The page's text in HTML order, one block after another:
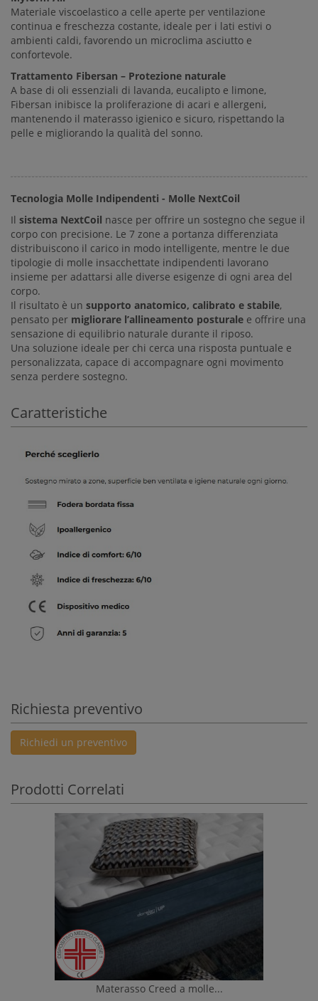
Materiale viscoelastico a celle aperte per ventilazione
continua e freschezza costante, ideale per i lati estivi o
ambienti caldi, favorendo un microclima asciutto e
confortevole.
Trattamento Fibersan – Protezione naturale
A base di oli essenziali di lavanda, eucalipto e limone,
Fibersan inibisce la proliferazione di acari e allergeni,
mantenendo il materasso igienico e sicuro, rispettando la
pelle e migliorando la qualità del sonno.
Tecnologia Molle Indipendenti - Molle NextCoil
Il sistema NextCoil nasce per offrire un sostegno che segue il
corpo con precisione. Le 7 zone a portanza differenziata
distribuiscono il carico in modo intelligente, mentre le due
tipologie di molle insacchettate indipendenti lavorano
insieme per adattarsi alle diverse esigenze di ogni area del
corpo.
Il risultato è un supporto anatomico, calibrato e stabile,
pensato per migliorare l’allineamento posturale e offrire una
sensazione di equilibrio naturale durante il riposo.
Una soluzione ideale per chi cerca una risposta puntuale e
personalizzata, capace di accompagnare ogni movimento
senza perdere sostegno.
Caratteristiche
Richiesta preventivo
Richiedi un preventivo
Prodotti Correlati
Materasso Creed a molle...